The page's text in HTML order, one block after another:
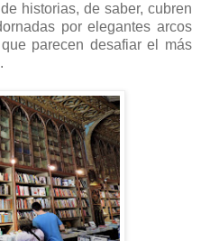
historias, de saber, cubren
por elegantes arcos
parecen desafiar el más